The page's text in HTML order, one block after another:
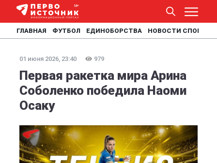
ГЛАВНАЯ ФУТБОЛ ЕДИНОБОРСТВА НОВОСТИ СПОРТА
01 июня 2026, 23:40 979
Первая ракетка мира Арина
Соболенко победила Наоми
Осаку